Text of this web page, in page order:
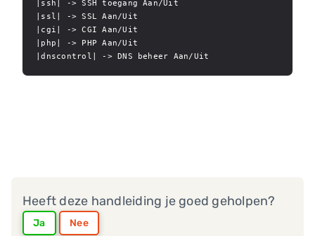
|ssh| -> SSH toegang Aan/Uit
|ssl| -> SSL Aan/Uit
|cgi| -> CGI Aan/Uit
|php| -> PHP Aan/Uit
|dnscontrol| -> DNS beheer Aan/Uit
Heeft deze handleiding je goed geholpen?
Ja Nee